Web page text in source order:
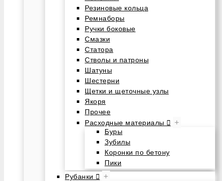
Резиновые кольца
Ремнаборы
Ручки боковые
Смазки
Статора
Стволы и патроны
Шатуны
Шестерни
Щетки и щеточные узлы
Якоря
Прочее
Расходные материалы
+
Буры
Зубилы
Коронки по бетону
Пики
Рубанки
+